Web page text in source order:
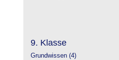
9. Klasse
Grundwissen (4)